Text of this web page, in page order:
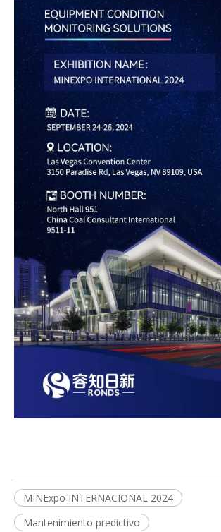
MINExpo INTERNACIONAL 2024
Mantenimiento predictivo